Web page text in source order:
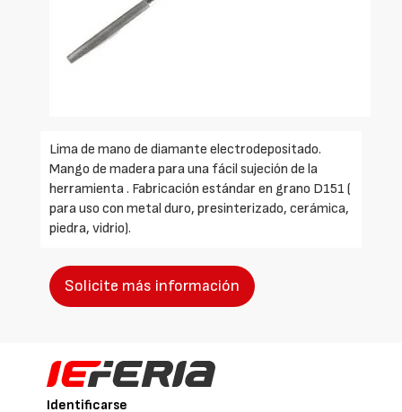
Lima de mano de diamante electrodepositado.
Mango de madera para una fácil sujeción de la
herramienta . Fabricación estándar en grano D151 (
para uso con metal duro, presinterizado, cerámica,
piedra, vidrio).
Solicite más información
Identificarse